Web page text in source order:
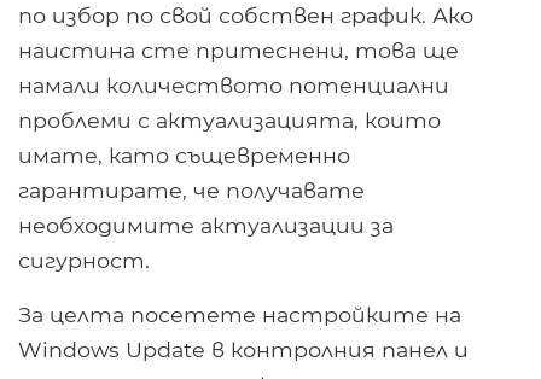
по избор по свой собствен график. Ако
наистина сте притеснени, това ще
намали количеството потенциални
проблеми с актуализацията, които
имате, като същевременно
гарантирате, че получавате
необходимите актуализации за
сигурност.
За целта посетете настройките на
Windows Update в контролния панел и